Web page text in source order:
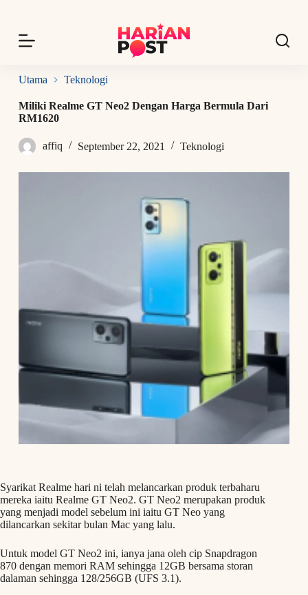
p
o
o
n
n
Utama Teknologi
Miliki Realme GT Neo2 Dengan Harga Bermula Dari
RM1620
affiq September 22, 2021 Teknologi
Syarikat Realme hari ni telah melancarkan produk terbaharu
mereka iaitu Realme GT Neo2. GT Neo2 merupakan produk
yang menjadi model sebelum ini iaitu GT Neo yang
dilancarkan sekitar bulan Mac yang lalu.
Untuk model GT Neo2 ini, ianya jana oleh cip Snapdragon
870 dengan memori RAM sehingga 12GB bersama storan
dalaman sehingga 128/256GB (UFS 3.1).